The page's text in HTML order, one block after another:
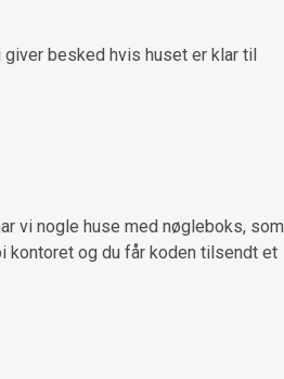
besked hvis huset er klar til
vi nogle huse med nøgleboks, som
kontoret og du får koden tilsendt et